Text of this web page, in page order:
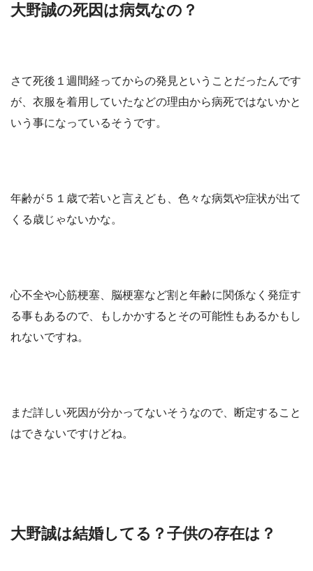
大野誠の死因は病気なの？
さて死後１週間経ってからの発見ということだったんです
が、衣服を着用していたなどの理由から病死ではないかと
いう事になっているそうです。
年齢が５１歳で若いと言えども、色々な病気や症状が出て
くる歳じゃないかな。
心不全や心筋梗塞、脳梗塞など割と年齢に関係なく発症す
る事もあるので、もしかかするとその可能性もあるかもし
れないですね。
まだ詳しい死因が分かってないそうなので、断定すること
はできないですけどね。
大野誠は結婚してる？子供の存在は？